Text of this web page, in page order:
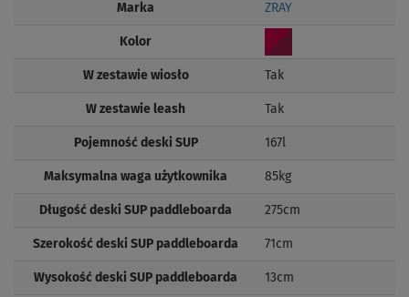
Marka ZRAY
Kolor
W zestawie wiosło Tak
W zestawie leash Tak
Pojemność deski SUP 167l
Maksymalna waga użytkownika 85kg
Długość deski SUP paddleboarda 275cm
Szerokość deski SUP paddleboarda 71cm
Wysokość deski SUP paddleboarda 13cm